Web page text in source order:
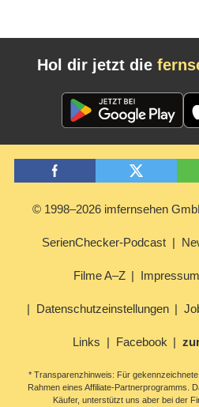
Hol dir jetzt die
© 1998–2026 imfernsehen
SerienChecker-Podcast
Filme A–Z Impressum
Datenschutzeinstellungen
Links Facebook
* Transparenzhinweis: Für
Rahmen eines Affiliate-Partnerprogramms.
Käufer, unterstützt uns aber bei der